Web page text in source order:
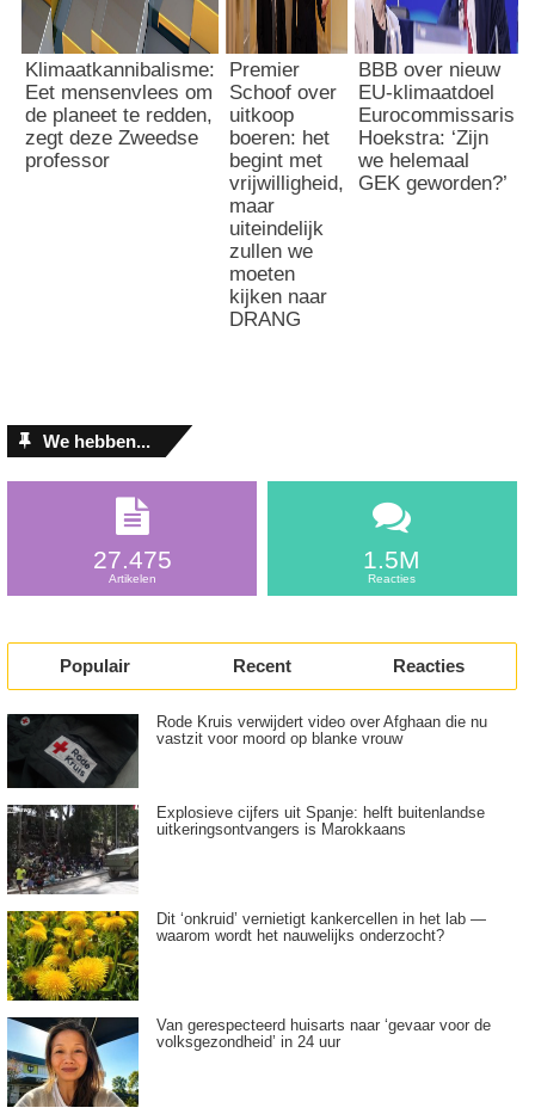
Klimaatkannibalisme:
Eet mensenvlees om
de planeet te redden,
zegt deze Zweedse
professor
Premier
Schoof over
uitkoop
boeren: het
begint met
vrijwilligheid,
maar
uiteindelijk
zullen we
moeten
kijken naar
DRANG
BBB over nieuw
EU-klimaatdoel
Eurocommissaris
Hoekstra: ‘Zijn
we helemaal
GEK geworden?’
We hebben...
27.475
Artikelen
1.5M
Reacties
Populair Recent Reacties
Rode Kruis verwijdert video over Afghaan die nu
vastzit voor moord op blanke vrouw
Explosieve cijfers uit Spanje: helft buitenlandse
uitkeringsontvangers is Marokkaans
Dit ‘onkruid’ vernietigt kankercellen in het lab —
waarom wordt het nauwelijks onderzocht?
Van gerespecteerd huisarts naar ‘gevaar voor de
volksgezondheid’ in 24 uur